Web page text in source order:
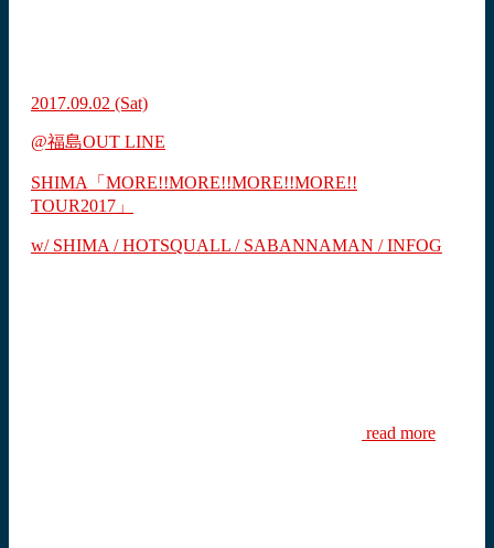
2017.09.02 (Sat)
@福島OUT LINE
SHIMA「MORE!!MORE!!MORE!!MORE!!
TOUR2017」
w/ SHIMA / HOTSQUALL / SABANNAMAN / INFOG
read more